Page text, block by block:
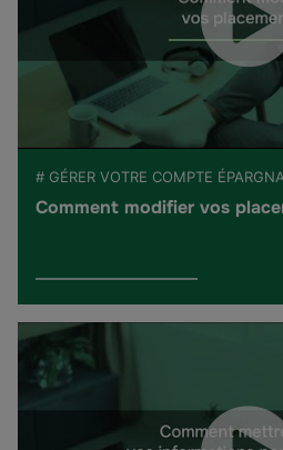
# GÉRER VOTRE COMPTE
Comment modifier vos